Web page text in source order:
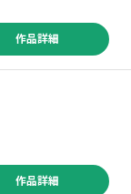
作品詳細
作品詳細